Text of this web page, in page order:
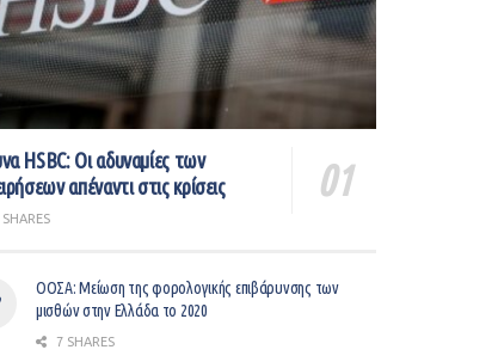
HSBC: Οι αδυναμίες των
απέναντι στις κρίσεις
ΟΟΣΑ: Μείωση της φορολογικής επιβάρυνσης των
μισθών στην Ελλάδα το 2020
7 SHARES